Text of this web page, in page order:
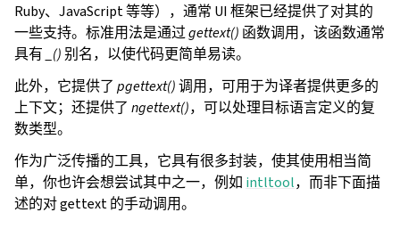
Ruby、JavaScript 等等），通常 UI 框架已经提供了对其的
一些支持。标准用法是通过gettext() 函数调用，该函数通常
具有
_()别名，以使代码更简单易读。
此外，它提供了 pgettext()调用，可用于为译者提供更多的
上下文；还提供了 ngettext()，可以处理目标语言定义的复
数类型。
作为广泛传播的工具，它具有很多封装，使其使用相当简
单，你也许会想尝试其中之一，例如 intltool，而非下面描
述的对 gettext 的手动调用。